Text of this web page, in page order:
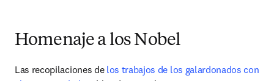
Homenaje a los Nobel
Las recopilaciones de los trabajos de los galardonados con